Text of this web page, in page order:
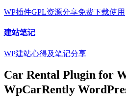
WP插件GPL资源分享免费下载使用
建站笔记
WP建站心得及笔记分享
Car Rental Plugin for
WpCarRently